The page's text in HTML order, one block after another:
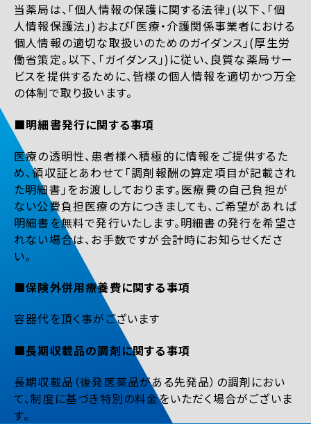
当薬局は、「個人情報の保護に関する法律」(以下、「個
人情報保護法」)および「医療・介護関係事業者における
個人情報の適切な取扱いのためのガイダンス」(厚生労
働省策定。以下、「ガイダンス」)に従い、良質な薬局サー
ビスを提供するために、皆様の個人情報を適切かつ万全
の体制で取り扱います。
■明細書発行に関する事項
医療の透明性、患者様へ積極的に情報をご提供するた
め、領収証とあわせて「調剤報酬の算定項目が記載され
た明細書」をお渡ししております。医療費の自己負担が
ない公費負担医療の方につきましても、ご希望があれば
明細書を無料で発行いたします。明細書の発行を希望さ
れない場合は、お手数ですが会計時にお知らせくださ
い。
■保険外併用療養費に関する事項
容器代を頂く事がございます
■長期収載品の調剤に関する事項
長期収載品（後発医薬品がある先発品）の調剤におい
て、制度に基づき特別の料金をいただく場合がございま
す。